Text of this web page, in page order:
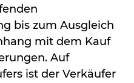
bis zum Ausgleich
mit dem Kauf
Auf
ist der Verkäufer